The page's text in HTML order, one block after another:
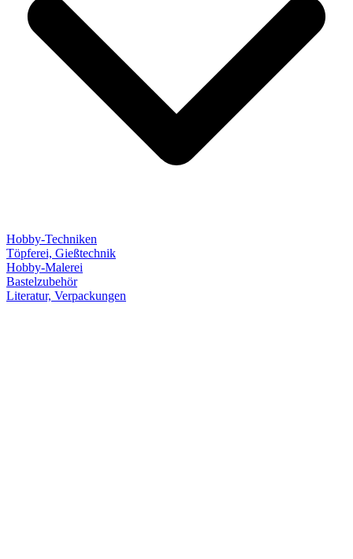
Hobby-Techniken
Töpferei, Gießtechnik
Hobby-Malerei
Bastelzubehör
Literatur, Verpackungen